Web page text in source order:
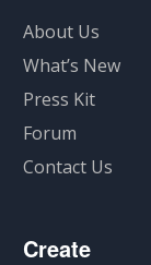
About Us
What’s New
Press Kit
Forum
Contact Us
Create